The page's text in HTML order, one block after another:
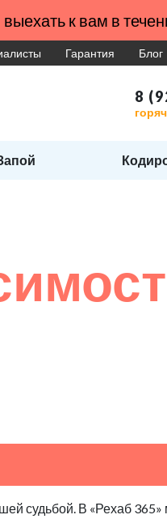
к вам в
Гарантия Блог
8
судьбой. В «Рехаб